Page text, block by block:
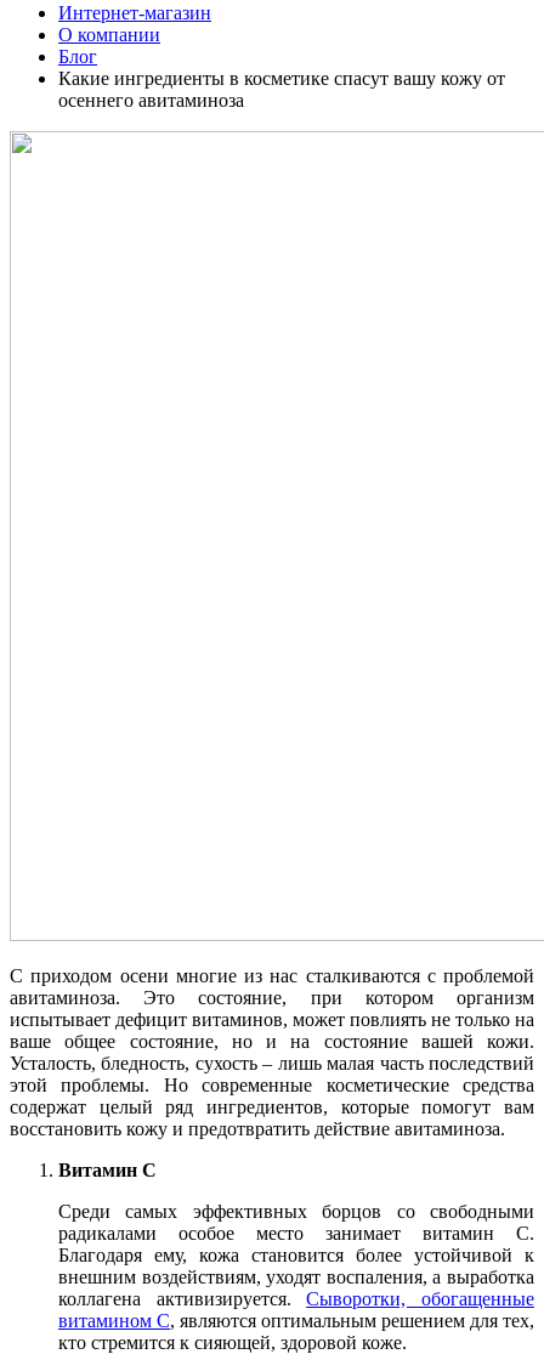
Интернет-магазин
О компании
Блог
Какие ингредиенты в косметике спасут вашу кожу от
осеннего авитаминоза
С приходом осени многие из нас сталкиваются с проблемой
авитаминоза. Это состояние, при котором организм
испытывает дефицит витаминов, может повлиять не только на
ваше общее состояние, но и на состояние вашей кожи.
Усталость, бледность, сухость – лишь малая часть последствий
этой проблемы. Но современные косметические средства
содержат целый ряд ингредиентов, которые помогут вам
восстановить кожу и предотвратить действие авитаминоза.
Витамин C
Среди самых эффективных борцов со свободными
радикалами особое место занимает витамин C.
Благодаря ему, кожа становится более устойчивой к
внешним воздействиям, уходят воспаления, а выработка
коллагена активизируется.Сыворотки, обогащенные
витамином C, являются оптимальным решением для тех,
кто стремится к сияющей, здоровой коже.